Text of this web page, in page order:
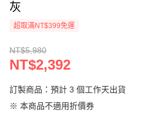
灰
超取滿NT$399免運
NT$5,980
NT$2,392
訂製商品：預計 3 個工作天出貨
※ 本商品不適用折價券